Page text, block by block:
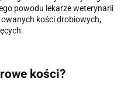
powodu lekarze weterynarii
kości drobiowych,
kości?